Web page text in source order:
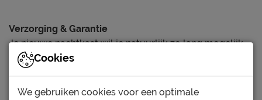
Verzorging & Garantie
Je nieuwe nachtkast wil je natuurlijk zo lang mogelijk
mooi én schoon houden. Alle schoonmaakinstructies,
vinden bij het kopje ‘Goed om te weten’.
Cookies
We gebruiken cookies voor een optimale